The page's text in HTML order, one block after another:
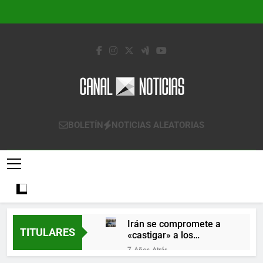
Canal Noticias
Canal Noticias
BOLETÍN NOTICIAS ALEATORIAS
TITULARES
Irán se compromete a
«castigar» a los
responsables de
derribar un avión
7 Años Atrás